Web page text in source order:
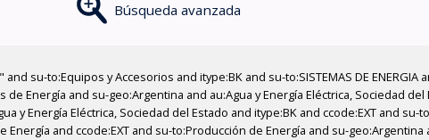
Búsqueda avanzada
su-to:Equipos y Accesorios and itype:BK and su-to:SISTEMAS DE ENERGIA
Energía and su-geo:Argentina and au:Agua y Energía Eléctrica, Sociedad del
y Energía Eléctrica, Sociedad del Estado and itype:BK and ccode:EXT and su-
and ccode:EXT and su-to:Producción de Energía and su-